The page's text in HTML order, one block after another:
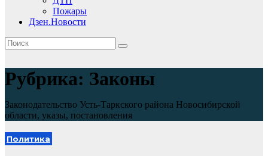
Пожары
Дзен.Новости
Рубрика: Законы
Законодательство Усть-Таркского района Новосибирской
области, указы, постановления
Политика